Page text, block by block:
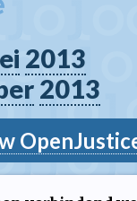
2013
2013